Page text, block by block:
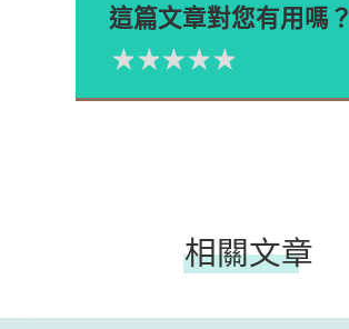
這篇文章對您有用嗎？
Please rate
4星
3星
2星
1星
相關文章